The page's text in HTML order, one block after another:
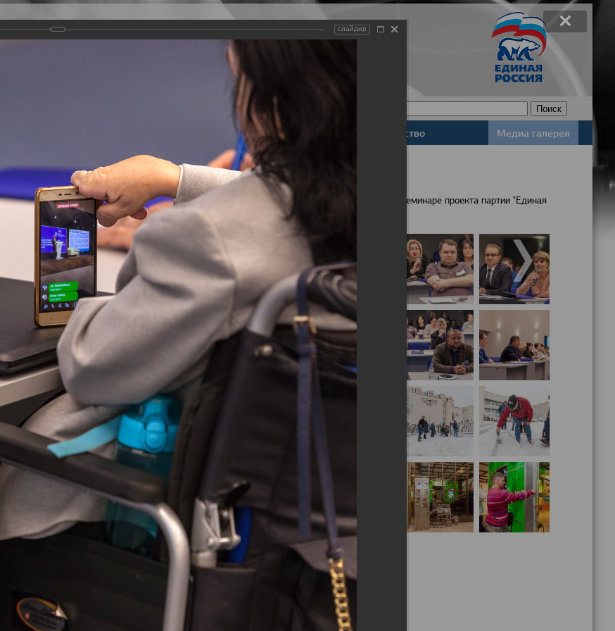
Задать вопрос
Базы данных Законодательство Медиа галерея
"Единая страна - доступная среда"
людей с инвалидностью и других категорий маломобильных групп населения обсудили на семинаре проекта партии "Единая
слайдер